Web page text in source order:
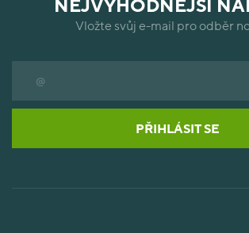
NEJVÝHODNĚJŠÍ
Vložte svůj e-mail pro odběr
PŘIHLÁSIT SE